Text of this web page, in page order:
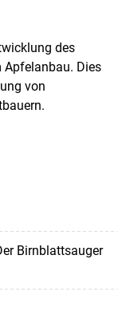
des
Dies
von
Birnblattsauger